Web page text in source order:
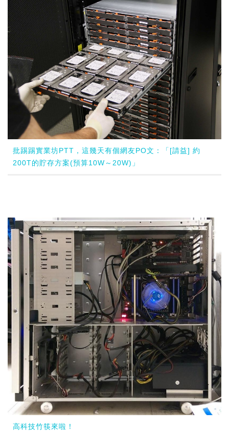
批踢踢實業坊PTT，這幾天有個網友PO文：「[請益] 約
200T的貯存方案(預算10W～20W)」
高科技竹筷來啦！